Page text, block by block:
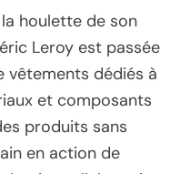
la houlette de son
Leroy est passée
vêtements dédiés à
et composants
produits sans
en action de